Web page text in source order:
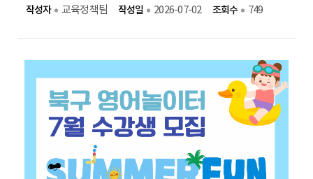
작성자 교육정책팀 작성일 2026-07-02 조회수 749